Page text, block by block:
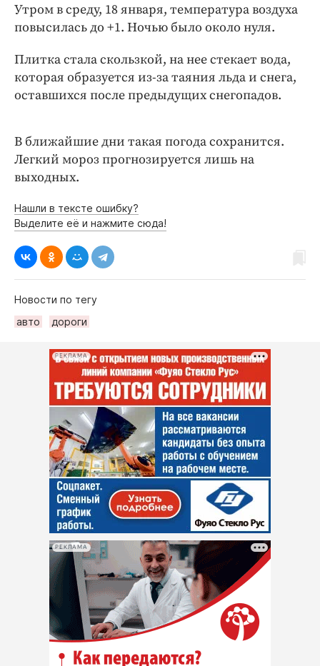
Медиаперсона
Интересное чтиво
Бренд года
Работодатель года
Утром в среду, 18 января, температура воздуха
повысилась до +1. Ночью было около нуля.
Плитка стала скользкой, на нее стекает вода,
которая образуется из-за таяния льда и снега,
оставшихся после предыдущих снегопадов.
В ближайшие дни такая погода сохранится.
Легкий мороз прогнозируется лишь на
выходных.
Нашли в тексте ошибку?
Выделите её и нажмите сюда!
Новости по тегу
авто
дороги
РЕКЛАМА
РЕКЛАМА